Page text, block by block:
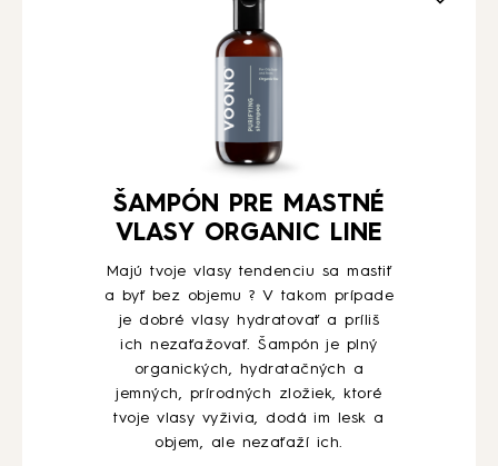
ŠAMPÓN PRE MASTNÉ
VLASY ORGANIC LINE
Majú tvoje vlasy tendenciu sa mastiť
a byť bez objemu ? V takom prípade
je dobré vlasy hydratovať a príliš
ich nezaťažovať. Šampón je plný
organických, hydratačných a
jemných, prírodných zložiek, ktoré
tvoje vlasy vyživia, dodá im lesk a
objem, ale nezaťaží ich.